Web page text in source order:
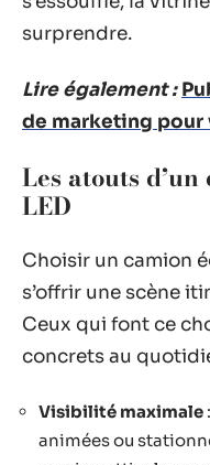
surprendre.
Lire également :
de marketing pour
Les atouts
LED
Choisir un camion
s’offrir une scène
Ceux qui font ce
concrets au
Visibilité maximale
animées ou